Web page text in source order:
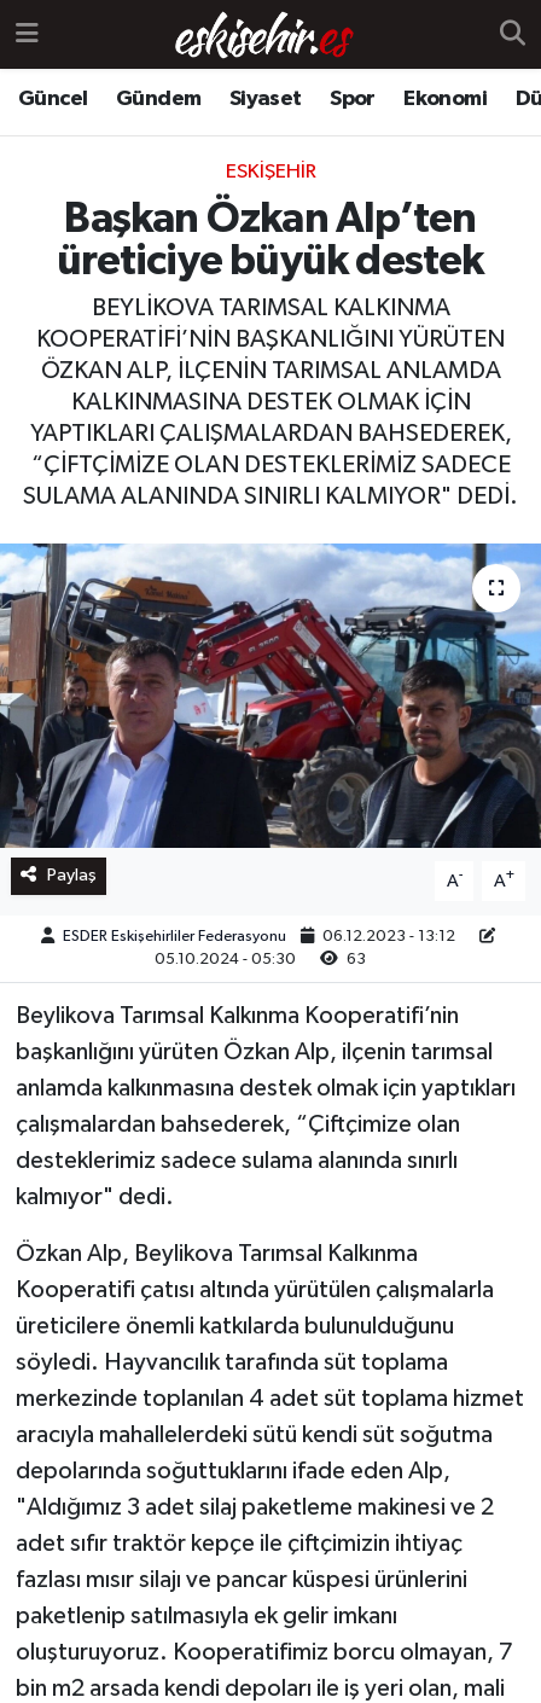
Güncel Gündem Siyaset Spor Ekonomi
ESKIŞEHIR
Başkan Özkan Alp’ten
üreticiye büyük destek
BEYLİKOVA TARIMSAL KALKINMA
KOOPERATİFİ’NİN BAŞKANLIĞINI YÜRÜTEN
ÖZKAN ALP, İLÇENİN TARIMSAL ANLAMDA
KALKINMASINA DESTEK OLMAK İÇİN
YAPTIKLARI ÇALIŞMALARDAN BAHSEDEREK,
“ÇİFTÇİMİZE OLAN DESTEKLERİMİZ SADECE
SULAMA ALANINDA SINIRLI KALMIYOR" DEDİ.
Paylaş A- A+
ESDER Eskişehirliler Federasyonu
06.12.2023 - 13:12
05.10.2024 - 05:30
63
Beylikova Tarımsal Kalkınma Kooperatifi’nin
başkanlığını yürüten Özkan Alp, ilçenin tarımsal
anlamda kalkınmasına destek olmak için yaptıkları
çalışmalardan bahsederek, “Çiftçimize olan
desteklerimiz sadece sulama alanında sınırlı
kalmıyor" dedi.
Özkan Alp, Beylikova Tarımsal Kalkınma
Kooperatifi çatısı altında yürütülen çalışmalarla
üreticilere önemli katkılarda bulunulduğunu
söyledi. Hayvancılık tarafında süt toplama
merkezinde toplanılan 4 adet süt toplama hizmet
aracıyla mahallelerdeki sütü kendi süt soğutma
depolarında soğuttuklarını ifade eden Alp,
"Aldığımız 3 adet silaj paketleme makinesi ve 2
adet sıfır traktör kepçe ile çiftçimizin ihtiyaç
fazlası mısır silajı ve pancar küspesi ürünlerini
paketlenip satılmasıyla ek gelir imkanı
oluşturuyoruz. Kooperatifimiz borcu olmayan, 7
bin m2 arsada kendi depoları ile iş yeri olan, mali